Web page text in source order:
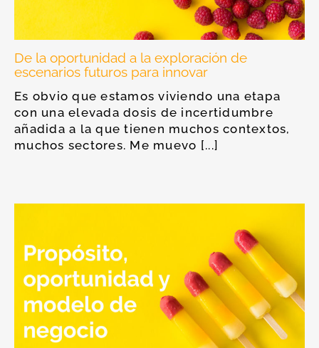
De la oportunidad a la exploración de
escenarios futuros para innovar
Es obvio que estamos viviendo una etapa
con una elevada dosis de incertidumbre
añadida a la que tienen muchos contextos,
muchos sectores. Me muevo [...]